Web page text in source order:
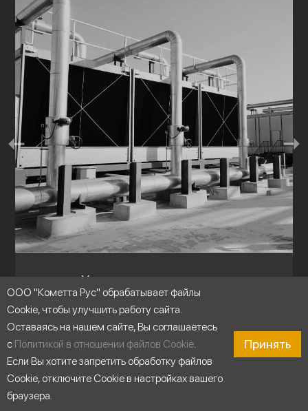
Холодильные установки
ООО "Кометта Рус" обрабатывает файлы
Cookie, чтобы улучшить работу сайта.
Оставаясь на нашем сайте, Вы соглашаетесь
с Политикой в отношении файлов Cookie.
Если Вы хотите запретить обработку файлов
Cookie, отключите Cookie в настройках вашего
браузера.
Принять